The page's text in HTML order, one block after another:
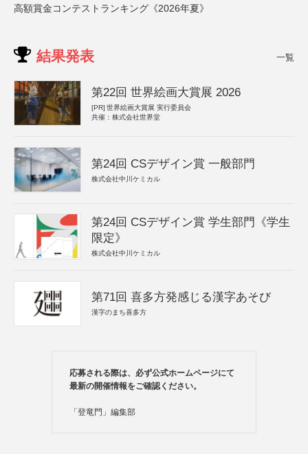
高額賞金コンテストランキング《2026年夏》
結果発表 一覧
第22回 世界絵画大賞展 2026
[PR] 世界絵画大賞展 実行委員会
共催：株式会社世界堂
第24回 CSデザイン賞 一般部門
株式会社中川ケミカル
第24回 CSデザイン賞 学生部門《学生
限定》
株式会社中川ケミカル
第71回 喜多方発感じる漢字あそび
漢字のまち喜多方
応募される際は、必ず公式ホームページにて
最新の開催情報をご確認ください。
「登竜門」編集部